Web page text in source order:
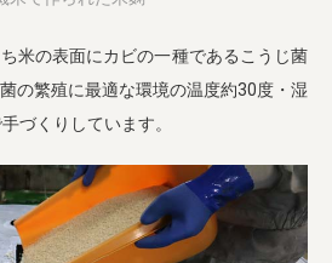
米の表面にカビの一種であるこうじ菌
の繁殖に最適な環境の温度約30度・湿
づくりしています。